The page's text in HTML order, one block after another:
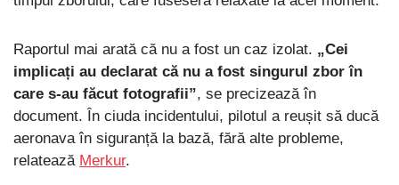
Raportul mai arată că nu a fost un caz izolat. „Cei
implicați au declarat că nu a fost singurul zbor în
care s-au făcut fotografii”, se precizează în
document. În ciuda incidentului, pilotul a reușit să ducă
aeronava în siguranță la bază, fără alte probleme,
relatează Merkur.